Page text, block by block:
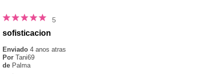
5
sofisticacion
Enviado 4 anos atras
Por Tani69
de Palma